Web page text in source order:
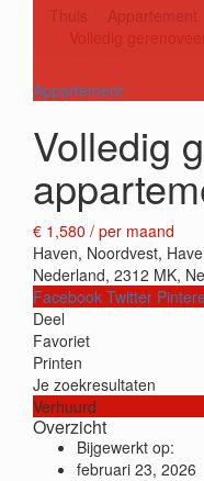
Thuis
Appartement
Appartement
Volledig
€ 1,580 / per maand
Haven, Noordvest,
Nederland, 2312 MK,
Facebook Twitter
Deel
Favoriet
Printen
Je zoekresultaten
Verhuurd
Overzicht
Bijgewerkt op:
februari 23, 2026